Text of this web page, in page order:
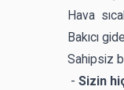
Hava
Bakıcı
Sahipsiz
- Sizin